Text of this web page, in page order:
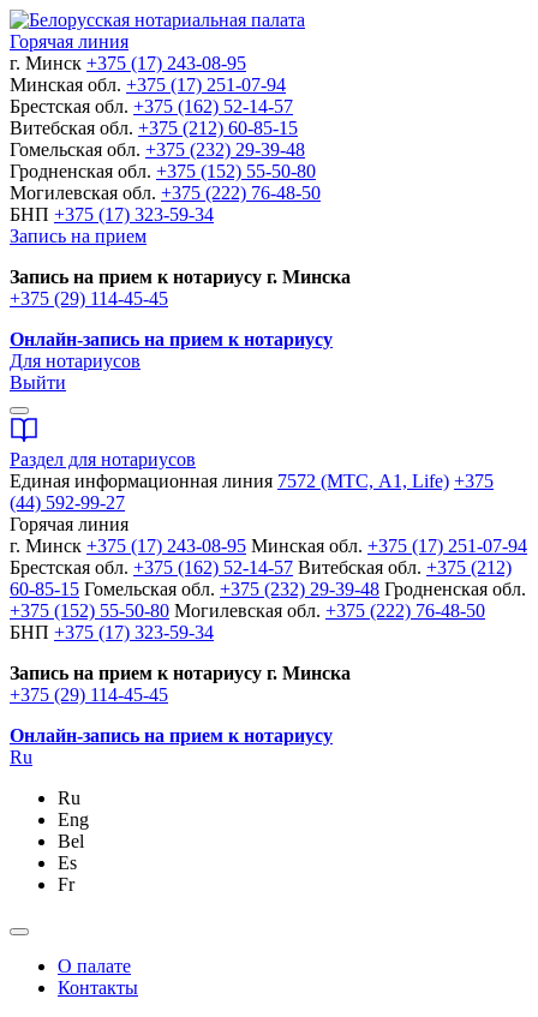
Горячая линия
г. Минск +375 (17) 243-08-95
Минская обл. +375 (17) 251-07-94
Брестская обл. +375 (162) 52-14-57
Витебская обл. +375 (212) 60-85-15
Гомельская обл. +375 (232) 29-39-48
Гродненская обл. +375 (152) 55-50-80
Могилевская обл. +375 (222) 76-48-50
БНП +375 (17) 323-59-34
Запись на прием
Запись на прием к нотариусу г. Минска
+375 (29) 114-45-45
Онлайн-запись на прием к нотариусу
Для нотариусов
Выйти
Раздел для нотариусов
Единая информационная линия 7572 (МТС, A1, Life) +375
(44) 592-99-27
Горячая линия
г. Минск +375 (17) 243-08-95 Минская обл. +375 (17) 251-07-94
Брестская обл. +375 (162) 52-14-57 Витебская обл. +375 (212)
60-85-15 Гомельская обл. +375 (232) 29-39-48 Гродненская обл.
+375 (152) 55-50-80 Могилевская обл. +375 (222) 76-48-50
БНП +375 (17) 323-59-34
Запись на прием к нотариусу г. Минска
+375 (29) 114-45-45
Онлайн-запись на прием к нотариусу
Ru
Ru
Eng
Bel
Es
Fr
О палате
Контакты